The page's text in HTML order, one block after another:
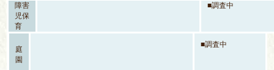
障害
児保
育
■調査中
庭
園
■調査中